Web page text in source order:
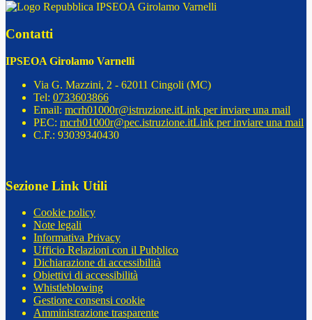
IPSEOA Girolamo Varnelli
Contatti
IPSEOA Girolamo Varnelli
Via G. Mazzini, 2 - 62011 Cingoli (MC)
Tel: 0733603866
Email: mcrh01000r@istruzione.itLink per inviare una mail
PEC: mcrh01000r@pec.istruzione.itLink per inviare una mail
C.F.: 93039340430
Sezione Link Utili
Cookie policy
Note legali
Informativa Privacy
Ufficio Relazioni con il Pubblico
Dichiarazione di accessibilità
Obiettivi di accessibilità
Whistleblowing
Gestione consensi cookie
Amministrazione trasparente